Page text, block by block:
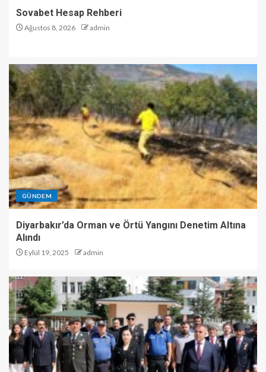
Sovabet Hesap Rehberi
Ağustos 8, 2026 admin
GÜNDEM
Diyarbakır’da Orman ve Örtü Yangını Denetim Altına
Alındı
Eylül 19, 2025 admin